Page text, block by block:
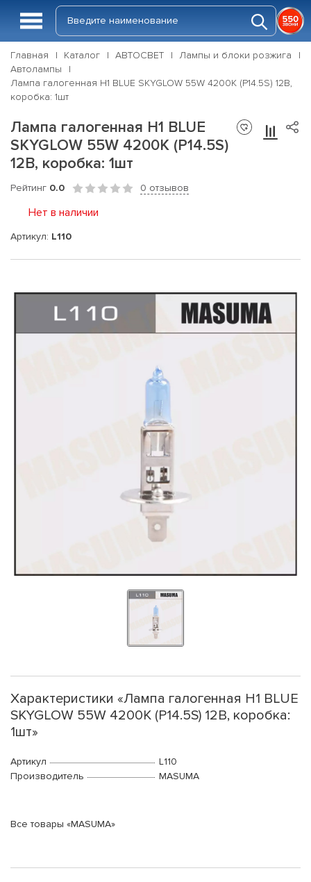
Главная Каталог АВТОСВЕТ
Лампы и блоки розжига
Автолампы
Лампа галогенная H1 BLUE SKYGLOW 55W 4200K (P14.5S) 12В,
коробка: 1шт
Лампа галогенная H1 BLUE
SKYGLOW 55W 4200K (P14.5S)
12В, коробка: 1шт
Рейтинг 0.0 0 отзывов
Нет в наличии
Артикул: L110
Характеристики «Лампа галогенная H1 BLUE
SKYGLOW 55W 4200K (P14.5S) 12В, коробка:
1шт»
Артикул
L110
Производитель
MASUMA
Все товары «MASUMA»